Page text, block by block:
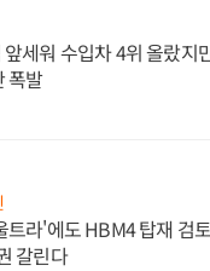
세워 수입차 4위 올랐지
폭발
트라'에도 HBM4 탑재 검
갈린다